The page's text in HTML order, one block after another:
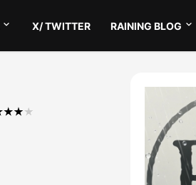
X/ TWITTER RAINING BLOG